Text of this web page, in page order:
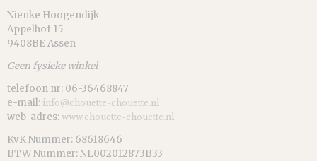
Nienke Hoogendijk
Appelhof 15
9408BE Assen
Geen fysieke winkel
telefoon nr: 06-36468847
e-mail: info@chouette-chouette.nl
web-adres: www.chouette-chouette.nl
KvK Nummer: 68618646
BTW Nummer: NL002012873B33